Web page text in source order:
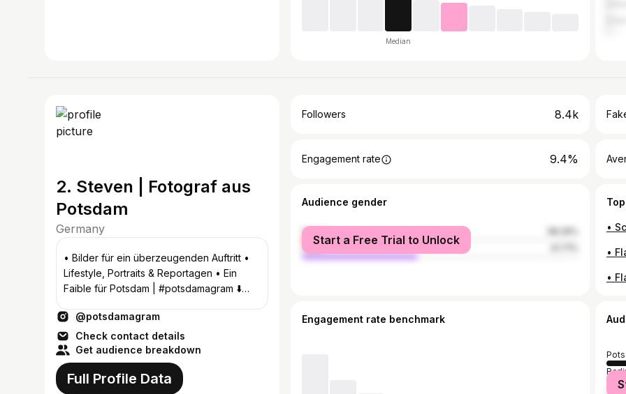
Median
2. Steven | Fotograf aus
Potsdam
Germany
• Bilder für ein überzeugenden Auftritt •
Lifestyle, Portraits & Reportagen • Ein
Faible für Potsdam | #potsdamagram ⬇️
@potsdamagram
Check contact details
Get audience breakdown
Full Profile Data
Followers 8.4k
Engagement rate 9.4%
Audience gender
female
male
Start a Free Trial to Unlock
Engagement rate benchmark